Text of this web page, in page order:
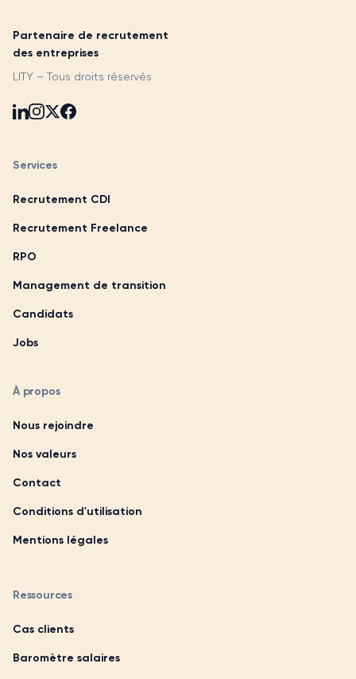
Partenaire de recrutement
des entreprises
LITY – Tous droits réservés
Services
Recrutement CDI
Recrutement Freelance
RPO
Management de transition
Candidats
Jobs
À propos
Nous rejoindre
Nos valeurs
Contact
Conditions d'utilisation
Mentions légales
Ressources
Cas clients
Baromètre salaires